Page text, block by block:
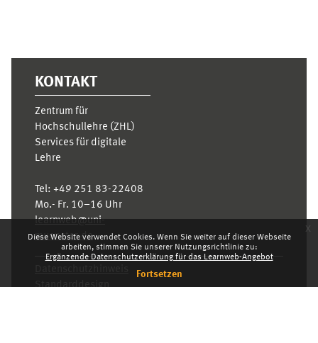
Diese Website verwendet Cookies. Wenn Sie weiter auf dieser Webseite
arbeiten, stimmen Sie unserer Nutzungsrichtlinie zu:
Ergänzende Datenschutzerklärung für das Learnweb-Angebot
Fortsetzen
x
KONTAKT
Zentrum für
Hochschullehre (ZHL)
Services für digitale
Lehre
Tel: +49 251 83-22408
Mo.- Fr. 10–16 Uhr
learnweb@uni-
muenster.de
Standarddesign